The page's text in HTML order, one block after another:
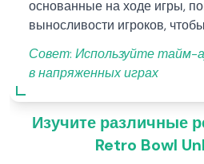
основанные на ходе игры,
выносливости игроков,
Совет: Используйте тайм-
в напряженных играх
Изучите различные
Retro Bowl